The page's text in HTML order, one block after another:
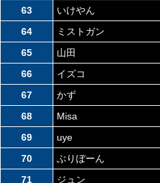
63
いけやん
64
ミストガン
65
山田
66
イズコ
67
かず
68
Misa
69
uye
70
ぶりぼーん
71
ジュン